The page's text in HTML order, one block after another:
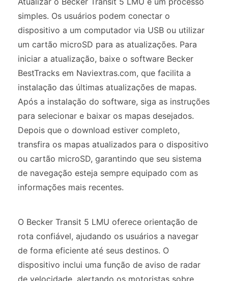
simples. Os usuários podem conectar o
dispositivo a um computador via USB ou utilizar
um cartão microSD para as atualizações. Para
iniciar a atualização, baixe o software Becker
BestTracks em Naviextras.com, que facilita a
instalação das últimas atualizações de mapas.
Após a instalação do software, siga as instruções
para selecionar e baixar os mapas desejados.
Depois que o download estiver completo,
transfira os mapas atualizados para o dispositivo
ou cartão microSD, garantindo que seu sistema
de navegação esteja sempre equipado com as
informações mais recentes.
O Becker Transit 5 LMU oferece orientação de
rota confiável, ajudando os usuários a navegar
de forma eficiente até seus destinos. O
dispositivo inclui uma função de aviso de radar